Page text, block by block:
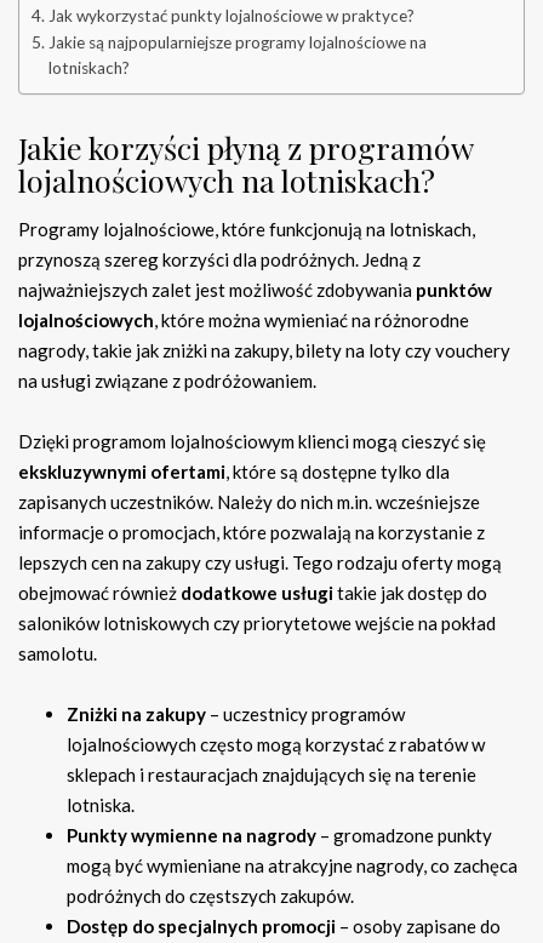
Jak wykorzystać punkty lojalnościowe w praktyce?
Jakie są najpopularniejsze programy lojalnościowe na
lotniskach?
Jakie korzyści płyną z programów
lojalnościowych na lotniskach?
Programy lojalnościowe, które funkcjonują na lotniskach,
przynoszą szereg korzyści dla podróżnych. Jedną z
najważniejszych zalet jest możliwość zdobywania punktów
lojalnościowych , które można wymieniać na różnorodne
nagrody, takie jak zniżki na zakupy, bilety na loty czy vouchery
na usługi związane z podróżowaniem.
Dzięki programom lojalnościowym klienci mogą cieszyć się
ekskluzywnymi ofertami , które są dostępne tylko dla
zapisanych uczestników. Należy do nich m.in. wcześniejsze
informacje o promocjach, które pozwalają na korzystanie z
lepszych cen na zakupy czy usługi. Tego rodzaju oferty mogą
obejmować również dodatkowe usługitakie jak dostęp do
saloników lotniskowych czy priorytetowe wejście na pokład
samolotu.
Zniżki na zakupy – uczestnicy programów
lojalnościowych często mogą korzystać z rabatów w
sklepach i restauracjach znajdujących się na terenie
lotniska.
Punkty wymienne na nagrody – gromadzone punkty
mogą być wymieniane na atrakcyjne nagrody, co zachęca
podróżnych do częstszych zakupów.
Dostęp do specjalnych promocji – osoby zapisane do